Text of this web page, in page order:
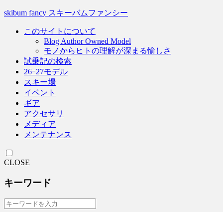
skibum fancy スキーバムファンシー
このサイトについて
Blog Author Owned Model
モノからヒトの理解が深まる愉しさ
試乗記の検索
26ｰ27モデル
スキー場
イベント
ギア
アクセサリ
メディア
メンテナンス
CLOSE
キーワード